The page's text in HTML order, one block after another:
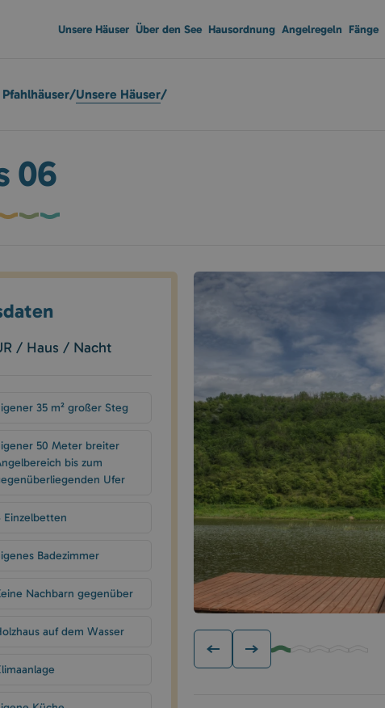
Unsere Häuser Über den See Hausordnung Angelregeln Fänge
/Unsere Häuser/
06
/ Haus / Nacht
35 m² großer Steg
50 Meter breiter
bis zum
Ufer
Einzelbetten
Badezimmer
Nachbarn gegenüber
auf dem Wasser